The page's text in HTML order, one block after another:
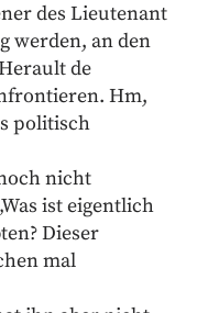
des Lieutenant
werden, an den
de
Hm,
politisch
nicht
ist eigentlich
Dieser
mal